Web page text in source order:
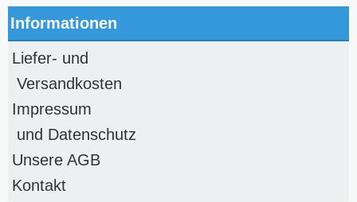
Informationen
Liefer- und
Versandkosten
Impressum
und Datenschutz
Unsere AGB
Kontakt